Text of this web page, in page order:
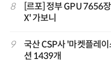
8
[르포] 정부 GPU 7656
X' 가보니
9
국산 CSP사 '마켓플레
션 1439개